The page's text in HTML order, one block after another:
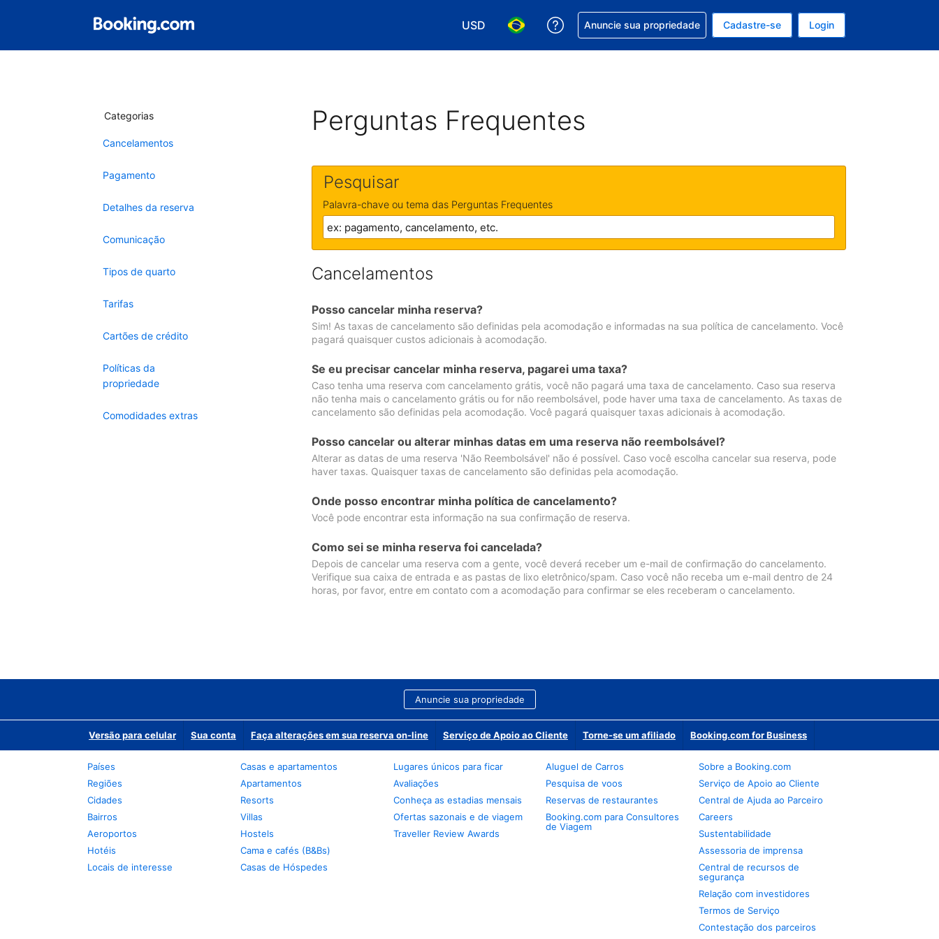
USD
Escolha sua moeda. Atualmente, sua moeda é: Dólar americano
Escolha seu idioma. Atualmente, seu idioma é: Português (Brasil)
Receber ajuda com sua reserva
Anuncie sua propriedade Cadastre-se Login
Categorias
Cancelamentos
Pagamento
Detalhes da reserva
Comunicação
Tipos de quarto
Tarifas
Cartões de crédito
Políticas da
propriedade
Comodidades extras
Perguntas Frequentes
Pesquisar
Palavra-chave ou tema das Perguntas Frequentes
Cancelamentos
Posso cancelar minha reserva?
Sim! As taxas de cancelamento são definidas pela acomodação e informadas na sua política de cancelamento. Você
pagará quaisquer custos adicionais à acomodação.
Se eu precisar cancelar minha reserva, pagarei uma taxa?
Caso tenha uma reserva com cancelamento grátis, você não pagará uma taxa de cancelamento. Caso sua reserva
não tenha mais o cancelamento grátis ou for não reembolsável, pode haver uma taxa de cancelamento. As taxas de
cancelamento são definidas pela acomodação. Você pagará quaisquer taxas adicionais à acomodação.
Posso cancelar ou alterar minhas datas em uma reserva não reembolsável?
Alterar as datas de uma reserva 'Não Reembolsável' não é possível. Caso você escolha cancelar sua reserva, pode
haver taxas. Quaisquer taxas de cancelamento são definidas pela acomodação.
Onde posso encontrar minha política de cancelamento?
Você pode encontrar esta informação na sua confirmação de reserva.
Como sei se minha reserva foi cancelada?
Depois de cancelar uma reserva com a gente, você deverá receber um e-mail de confirmação do cancelamento.
Verifique sua caixa de entrada e as pastas de lixo eletrônico/spam. Caso você não receba um e-mail dentro de 24
horas, por favor, entre em contato com a acomodação para confirmar se eles receberam o cancelamento.
Anuncie sua propriedade
Versão para celular Sua conta Faça alterações em sua reserva on-line Serviço de Apoio ao Cliente Torne-se um afiliado Booking.com for Business
Países
Regiões
Cidades
Bairros
Aeroportos
Hotéis
Locais de interesse
Casas e apartamentos
Apartamentos
Resorts
Villas
Hostels
Cama e cafés (B&Bs)
Casas de Hóspedes
Lugares únicos para ficar
Avaliações
Conheça as estadias mensais
Ofertas sazonais e de viagem
Traveller Review Awards
Aluguel de Carros
Pesquisa de voos
Reservas de restaurantes
Booking.com para Consultores
de Viagem
Sobre a Booking.com
Serviço de Apoio ao Cliente
Central de Ajuda ao Parceiro
Careers
Sustentabilidade
Assessoria de imprensa
Central de recursos de
segurança
Relação com investidores
Termos de Serviço
Contestação dos parceiros